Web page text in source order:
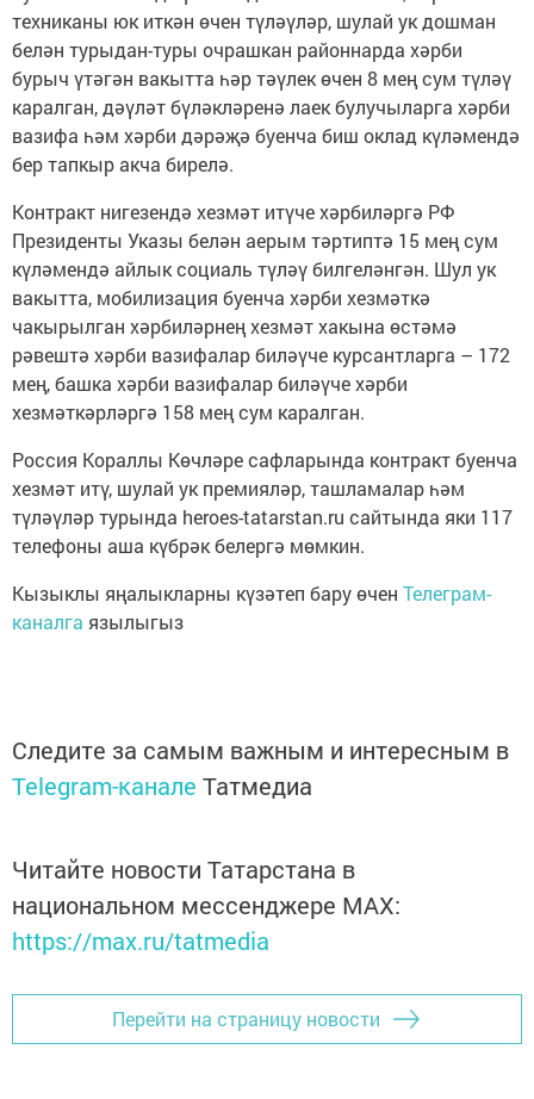
техниканы юк иткән өчен түләүләр, шулай ук дошман
белән турыдан-туры очрашкан районнарда хәрби
бурыч үтәгән вакытта һәр тәүлек өчен 8 мең сум түләү
каралган, дәүләт бүләкләренә лаек булучыларга хәрби
вазифа һәм хәрби дәрәҗә буенча биш оклад күләмендә
бер тапкыр акча бирелә.
Контракт нигезендә хезмәт итүче хәрбиләргә РФ
Президенты Указы белән аерым тәртиптә 15 мең сум
күләмендә айлык социаль түләү билгеләнгән. Шул ук
вакытта, мобилизация буенча хәрби хезмәткә
чакырылган хәрбиләрнең хезмәт хакына өстәмә
рәвештә хәрби вазифалар биләүче курсантларга – 172
мең, башка хәрби вазифалар биләүче хәрби
хезмәткәрләргә 158 мең сум каралган.
Россия Кораллы Көчләре сафларында контракт буенча
хезмәт итү, шулай ук премияләр, ташламалар һәм
түләүләр турында heroes-tatarstan.ru сайтында яки 117
телефоны аша күбрәк белергә мөмкин.
Кызыклы яңалыкларны күзәтеп бару өчен Телеграм-
каналга язылыгыз
Следите за самым важным и интересным в
Telegram-канале Татмедиа
Читайте новости Татарстана в
национальном мессенджере MАХ:
https://max.ru/tatmedia
Перейти на страницу новости